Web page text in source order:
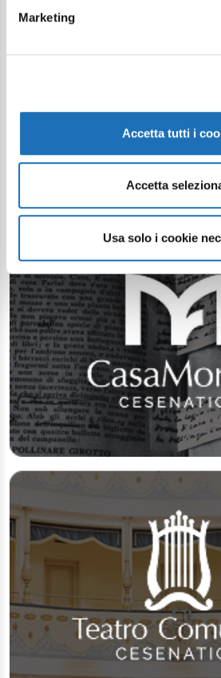
Marketing
Accetta tutti i
Accetta
Usa solo i cookie